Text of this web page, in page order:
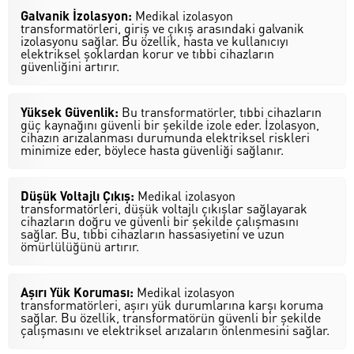
Galvanik İzolasyon: Medikal izolasyon
transformatörleri, giriş ve çıkış arasındaki galvanik
izolasyonu sağlar. Bu özellik, hasta ve kullanıcıyı
elektriksel şoklardan korur ve tıbbi cihazların
güvenliğini artırır.
Yüksek Güvenlik: Bu transformatörler, tıbbi cihazların
güç kaynağını güvenli bir şekilde izole eder. İzolasyon,
cihazın arızalanması durumunda elektriksel riskleri
minimize eder, böylece hasta güvenliği sağlanır.
Düşük Voltajlı Çıkış: Medikal izolasyon
transformatörleri, düşük voltajlı çıkışlar sağlayarak
cihazların doğru ve güvenli bir şekilde çalışmasını
sağlar. Bu, tıbbi cihazların hassasiyetini ve uzun
ömürlülüğünü artırır.
Aşırı Yük Koruması: Medikal izolasyon
transformatörleri, aşırı yük durumlarına karşı koruma
sağlar. Bu özellik, transformatörün güvenli bir şekilde
çalışmasını ve elektriksel arızaların önlenmesini sağlar.